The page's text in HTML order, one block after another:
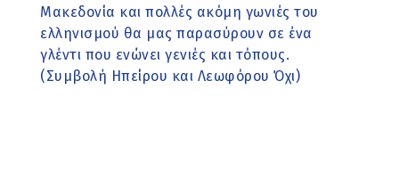
Μακεδονία και πολλές ακόμη γωνιές του
ελληνισμού θα μας παρασύρουν σε ένα
γλέντι που ενώνει γενιές και τόπους.
(Συμβολή Ηπείρου και Λεωφόρου Όχι)